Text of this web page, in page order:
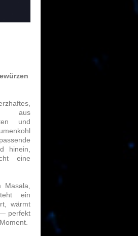
aus
und
hinein,
eine
ein
wärmt
perfekt